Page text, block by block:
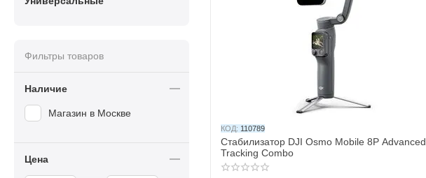
КОД: 110789
Стабилизатор DJI Osmo Mobile 8P Advanced
Tracking Combo
Фильтры товаров
Наличие
Магазин в Москве
Цена